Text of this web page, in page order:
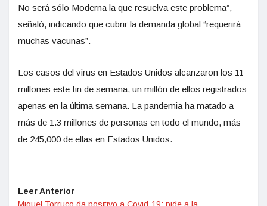
No será sólo Moderna la que resuelva este problema”,
señaló, indicando que cubrir la demanda global “requerirá
muchas vacunas”.
Los casos del virus en Estados Unidos alcanzaron los 11
millones este fin de semana, un millón de ellos registrados
apenas en la última semana. La pandemia ha matado a
más de 1.3 millones de personas en todo el mundo, más
de 245,000 de ellas en Estados Unidos.
Leer Anterior
Miguel Torruco da positivo a Covid-19; pide a la